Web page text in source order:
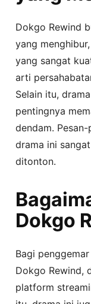
Dokgo Rewind
yang
yang sangat
arti
Selain itu,
pentingnya
dendam.
drama ini
ditonton.
Dokgo
Bagi
Dokgo Rewind,
platform